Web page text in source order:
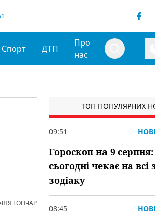
Спорт ДТП
Про
нас
ГОНЧАР
ТОП ПОПУЛЯРНИХ
09:51
Гороскоп на 9
сьогодні чекає на всі
зодіаку
08:45